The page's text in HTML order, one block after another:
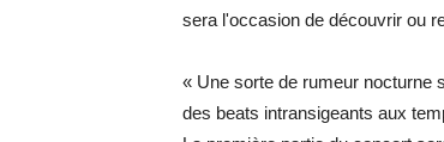
sera l'occasion de découvrir ou
« Une sorte de rumeur nocturne
des beats intransigeants aux